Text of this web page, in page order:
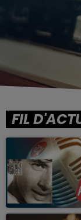
FIL